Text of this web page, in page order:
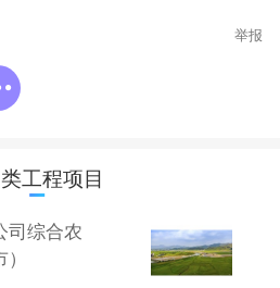
举报
工程项目
司综合农